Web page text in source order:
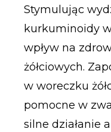
Stymulując
kurkuminoidy
wpływ na
żółciowych.
w woreczku
pomocne w
silne działanie